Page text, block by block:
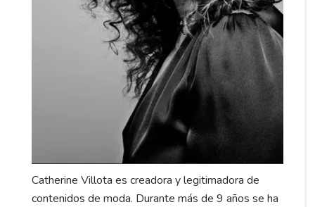
Catherine Villota es creadora y legitimadora de
contenidos de moda. Durante más de 9 años se ha